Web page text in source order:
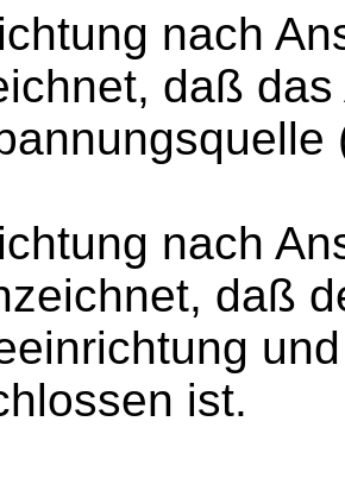
nach
daß
nach
daß
ist.